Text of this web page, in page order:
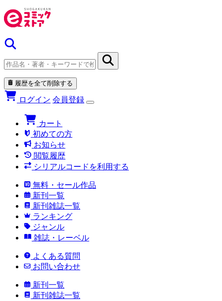
履歴を全て削除する
ログイン 会員登録
カート
初めての方
お知らせ
閲覧履歴
シリアルコードを利用する
無料・セール作品
新刊一覧
新刊雑誌一覧
ランキング
ジャンル
雑誌・レーベル
よくある質問
お問い合わせ
新刊一覧
新刊雑誌一覧